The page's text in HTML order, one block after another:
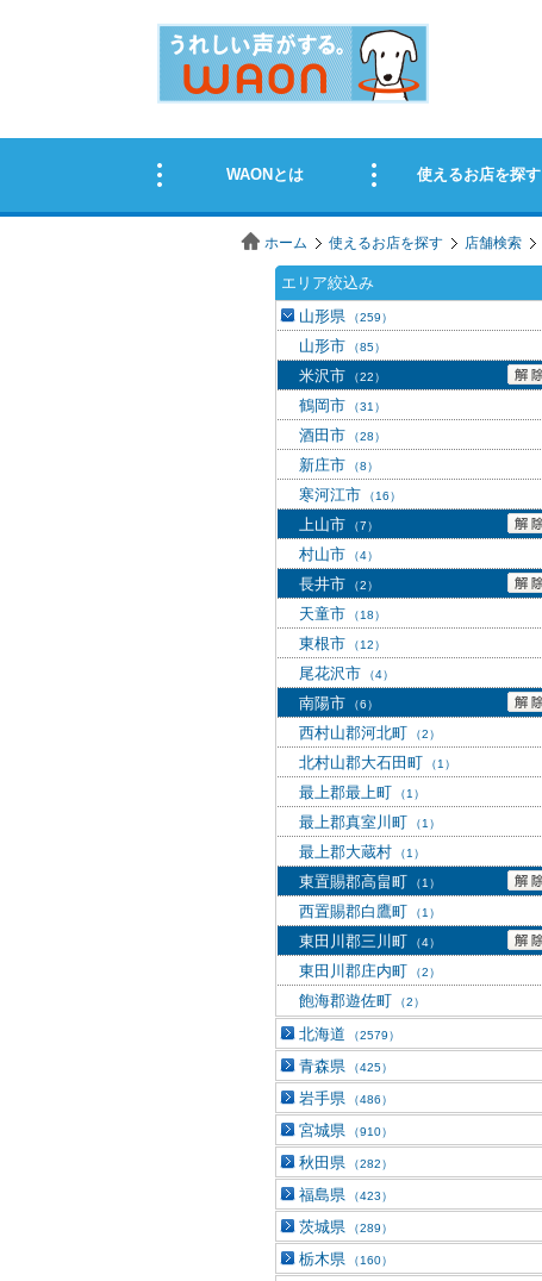
ホーム 使えるお店を探す 店舗検索
エリア絞込み
山形県
（259）
山形市 （85）
米沢市 （22）
鶴岡市 （31）
酒田市 （28）
新庄市 （8）
寒河江市 （16）
上山市 （7）
村山市 （4）
長井市 （2）
天童市 （18）
東根市 （12）
尾花沢市 （4）
南陽市 （6）
西村山郡河北町 （2）
北村山郡大石田町 （1）
最上郡最上町 （1）
最上郡真室川町 （1）
最上郡大蔵村 （1）
東置賜郡高畠町 （1）
西置賜郡白鷹町 （1）
東田川郡三川町 （4）
東田川郡庄内町 （2）
飽海郡遊佐町 （2）
北海道 （2579）
青森県 （425）
岩手県 （486）
宮城県 （910）
秋田県 （282）
福島県 （423）
茨城県 （289）
栃木県 （160）